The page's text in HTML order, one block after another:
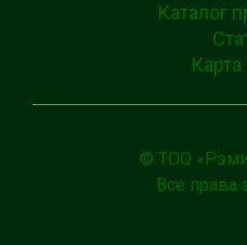
Каталог
Карта
© ТОО
Все